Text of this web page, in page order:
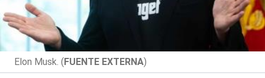
Elon Musk. (FUENTE EXTERNA)